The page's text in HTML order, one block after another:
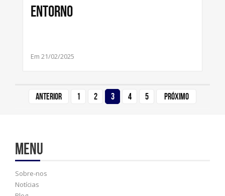
Entorno
Em 21/02/2025
Anterior 1 2 3 4 5 Próximo
Menu
Sobre-nos
Notícias